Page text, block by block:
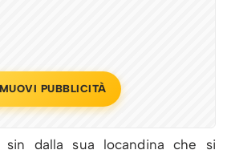
PUBBLICITÀ
sin dalla sua locandina che si